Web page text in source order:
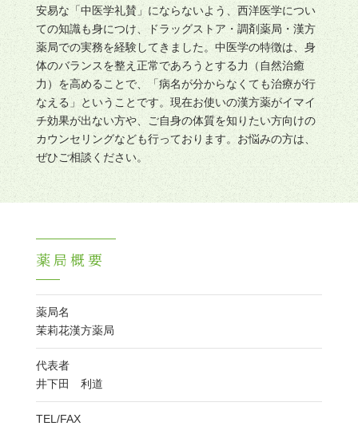
安易な「中医学礼賛」にならないよう、西洋医学につい
ての知識も身につけ、ドラッグストア・調剤薬局・漢方
薬局での実務を経験してきました。中医学の特徴は、身
体のバランスを整え正常であろうとする力（自然治癒
力）を高めることで、「病名が分からなくても治療が行
なえる」ということです。現在お使いの漢方薬がイマイ
チ効果が出ない方や、ご自身の体質を知りたい方向けの
カウンセリングなども行っております。お悩みの方は、
ぜひご相談ください。
薬局概要
薬局名
茉莉花漢方薬局
代表者
井下田 利道
TEL/FAX